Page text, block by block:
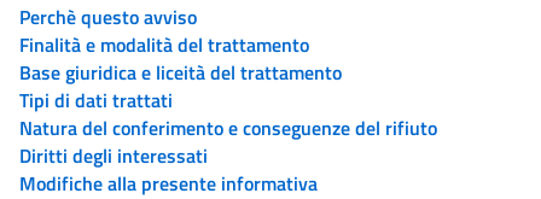
Perchè questo avviso
Finalità e modalità del trattamento
Base giuridica e liceità del trattamento
Tipi di dati trattati
Natura del conferimento e conseguenze del rifiuto
Diritti degli interessati
Modifiche alla presente informativa